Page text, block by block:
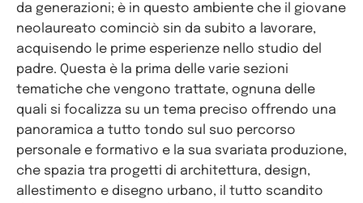
da generazioni; è in questo ambiente che il giovane
neolaureato cominciò sin da subito a lavorare,
acquisendo le prime esperienze nello studio del
padre. Questa è la prima delle varie sezioni
tematiche che vengono trattate, ognuna delle
quali si focalizza su un tema preciso offrendo una
panoramica a tutto tondo sul suo percorso
personale e formativo e la sua svariata produzione,
che spazia tra progetti di architettura, design,
allestimento e disegno urbano, il tutto scandito